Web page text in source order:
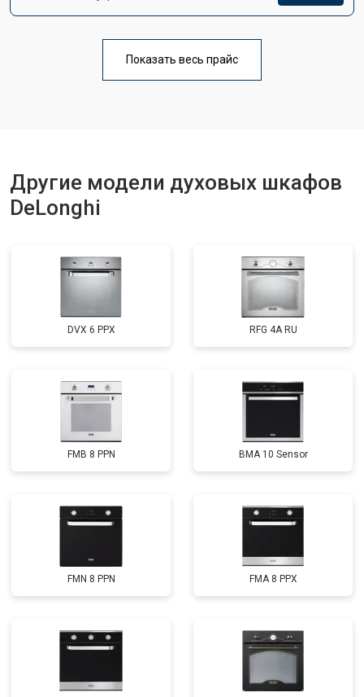
Показать весь прайс
Другие модели духовых шкафов
DeLonghi
DVX 6 PPX RFG 4A RU
FMB 8 PPN BMA 10 Sensor
FMN 8 PPN FMA 8 PPX